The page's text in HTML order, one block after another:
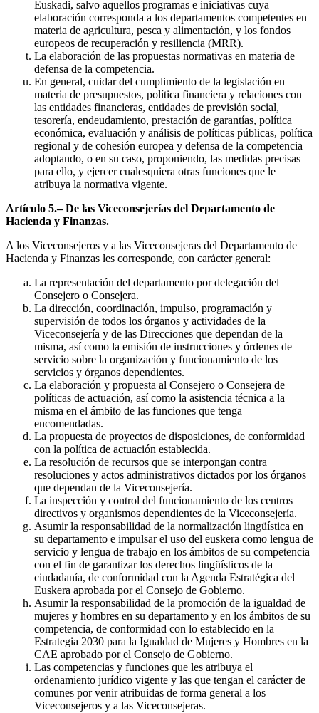
Euskadi, salvo aquellos programas e iniciativas cuya
elaboración corresponda a los departamentos competentes en
materia de agricultura, pesca y alimentación, y los fondos
europeos de recuperación y resiliencia (MRR).
La elaboración de las propuestas normativas en materia de
defensa de la competencia.
En general, cuidar del cumplimiento de la legislación en
materia de presupuestos, política financiera y relaciones con
las entidades financieras, entidades de previsión social,
tesorería, endeudamiento, prestación de garantías, política
económica, evaluación y análisis de políticas públicas, política
regional y de cohesión europea y defensa de la competencia
adoptando, o en su caso, proponiendo, las medidas precisas
para ello, y ejercer cualesquiera otras funciones que le
atribuya la normativa vigente.
Artículo 5.– De las Viceconsejerías del Departamento de
Hacienda y Finanzas.
A los Viceconsejeros y a las Viceconsejeras del Departamento de
Hacienda y Finanzas les corresponde, con carácter general:
La representación del departamento por delegación del
Consejero o Consejera.
La dirección, coordinación, impulso, programación y
supervisión de todos los órganos y actividades de la
Viceconsejería y de las Direcciones que dependan de la
misma, así como la emisión de instrucciones y órdenes de
servicio sobre la organización y funcionamiento de los
servicios y órganos dependientes.
La elaboración y propuesta al Consejero o Consejera de
políticas de actuación, así como la asistencia técnica a la
misma en el ámbito de las funciones que tenga
encomendadas.
La propuesta de proyectos de disposiciones, de conformidad
con la política de actuación establecida.
La resolución de recursos que se interpongan contra
resoluciones y actos administrativos dictados por los órganos
que dependan de la Viceconsejería.
La inspección y control del funcionamiento de los centros
directivos y organismos dependientes de la Viceconsejería.
Asumir la responsabilidad de la normalización lingüística en
su departamento e impulsar el uso del euskera como lengua de
servicio y lengua de trabajo en los ámbitos de su competencia
con el fin de garantizar los derechos lingüísticos de la
ciudadanía, de conformidad con la Agenda Estratégica del
Euskera aprobada por el Consejo de Gobierno.
Asumir la responsabilidad de la promoción de la igualdad de
mujeres y hombres en su departamento y en los ámbitos de su
competencia, de conformidad con lo establecido en la
Estrategia 2030 para la Igualdad de Mujeres y Hombres en la
CAE aprobado por el Consejo de Gobierno.
Las competencias y funciones que les atribuya el
ordenamiento jurídico vigente y las que tengan el carácter de
comunes por venir atribuidas de forma general a los
Viceconsejeros y a las Viceconsejeras.